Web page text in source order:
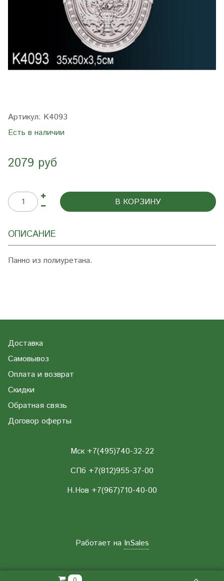
Артикул: K4093
Есть в наличии
2079 руб
В КОРЗИНУ
ОПИСАНИЕ
Панно из полиуретана.
Доставка
Самовывоз
Оплата и возврат
Скидки
Обратная связь
Договор оферты
Мск +7(495)740-32-22
СПб +7(812)955-37-00
Н.Нов +7(967)710-40-00
Работает на InSales